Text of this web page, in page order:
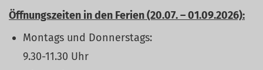
Öffnungszeiten in den Ferien (20.07. – 01.09.2026):
Montags und Donnerstags:
9.30-11.30 Uhr